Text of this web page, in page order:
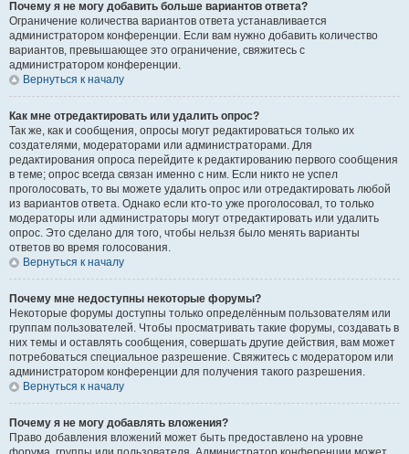
Почему я не могу добавить больше вариантов ответа?
Ограничение количества вариантов ответа устанавливается
администратором конференции. Если вам нужно добавить количество
вариантов, превышающее это ограничение, свяжитесь с
администратором конференции.
Вернуться к началу
Как мне отредактировать или удалить опрос?
Так же, как и сообщения, опросы могут редактироваться только их
создателями, модераторами или администраторами. Для
редактирования опроса перейдите к редактированию первого сообщения
в теме; опрос всегда связан именно с ним. Если никто не успел
проголосовать, то вы можете удалить опрос или отредактировать любой
из вариантов ответа. Однако если кто-то уже проголосовал, то только
модераторы или администраторы могут отредактировать или удалить
опрос. Это сделано для того, чтобы нельзя было менять варианты
ответов во время голосования.
Вернуться к началу
Почему мне недоступны некоторые форумы?
Некоторые форумы доступны только определённым пользователям или
группам пользователей. Чтобы просматривать такие форумы, создавать в
них темы и оставлять сообщения, совершать другие действия, вам может
потребоваться специальное разрешение. Свяжитесь с модератором или
администратором конференции для получения такого разрешения.
Вернуться к началу
Почему я не могу добавлять вложения?
Право добавления вложений может быть предоставлено на уровне